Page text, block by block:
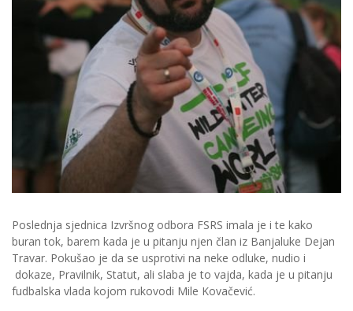
Poslednja sjednica Izvršnog odbora FSRS imala je i te kako
buran tok, barem kada je u pitanju njen član iz Banjaluke Dejan
Travar. Pokušao je da se usprotivi na neke odluke, nudio i
dokaze, Pravilnik, Statut, ali slaba je to vajda, kada je u pitanju
fudbalska vlada kojom rukovodi Mile Kovačević.